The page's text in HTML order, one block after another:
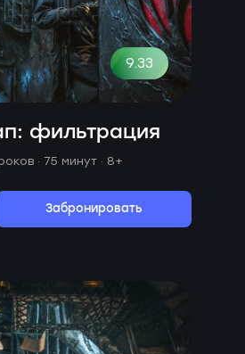
9.33
фильтрация
· 75 минут · 8+
Забронировать